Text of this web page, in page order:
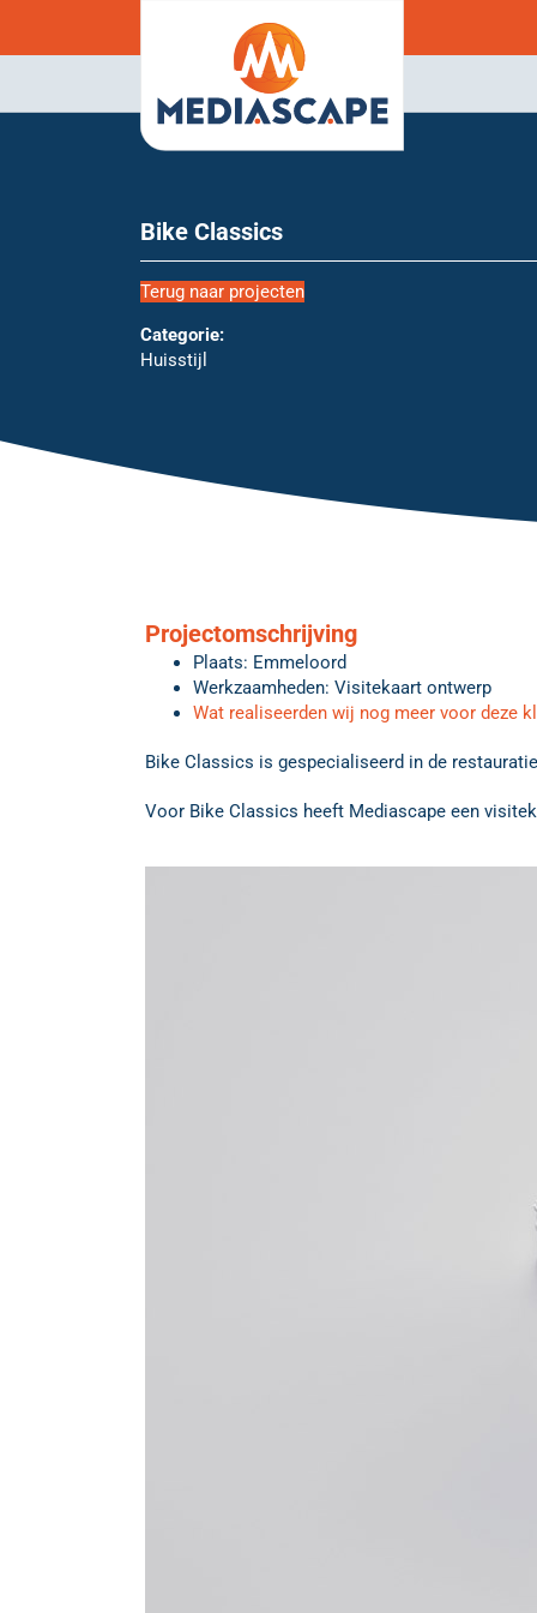
Bike Classics
Terug naar projecten
Categorie:
Huisstijl
Projectomschrijving
Plaats: Emmeloord
Werkzaamheden: Visitekaart ontwerp
Wat realiseerden wij nog meer voor deze
Bike Classics is gespecialiseerd in de
Voor Bike Classics heeft Mediascape een